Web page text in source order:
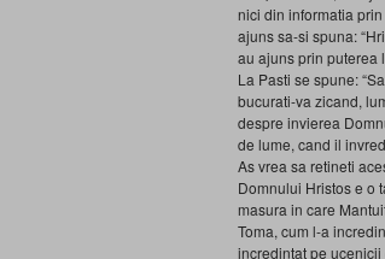
nici din informatia
ajuns sa-si spuna:
au ajuns prin puterea
La Pasti se spune:
bucurati-va zicand,
despre invierea
de lume, cand il
As vrea sa retineti
Domnului Hristos e o
masura in care
Toma, cum l-a
incredintat pe